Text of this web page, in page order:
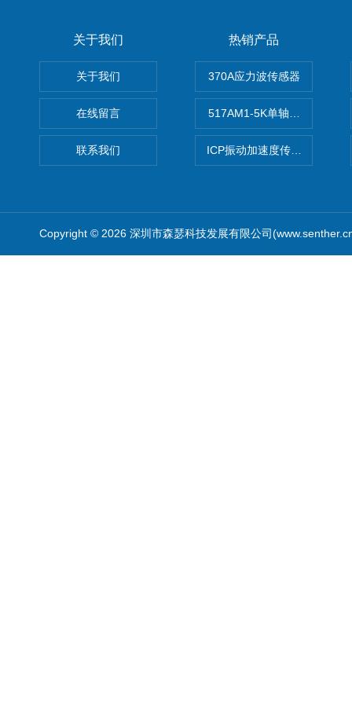
关于我们
关于我们
在线留言
联系我们
热销产品
370A应力波传感器
517AM1-5K单轴冲击IEPE加
ICP振动加速度传感器
Copyright © 2026 深圳市森瑟科技发展有限公司